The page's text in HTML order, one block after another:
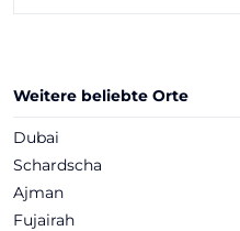
Weitere beliebte Orte
Dubai
Schardscha
Ajman
Fujairah